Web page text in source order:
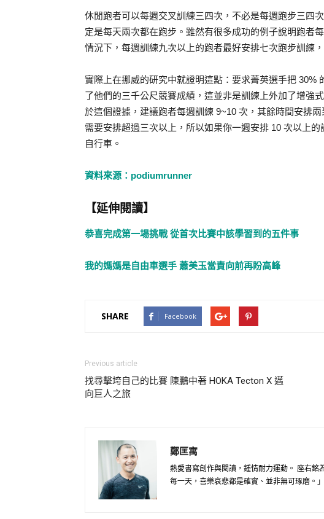
休閒跑者可以每週交叉訓練三四次，不必是每週跑步三四
定是每天兩次都在跑步。雖然有很多成功的例子說明跑者
情況下，每週訓練九次以上的跑者最好安排七次跑步訓練
實際上在挪威的研究中就證明這點：要求菁英選手把 30%
了他們的三千公尺競賽成績，這並非是訓練上外加了增強
於這個證據，建議跑者每週訓練 9~10 次，其餘時間安排
需要安排超過三次以上，所以如果你一週安排 10 次以上
自行車。
資料來源：podiumrunner
【延伸閱讀】
恭喜完成第一場挑戰 從首次比賽中該學習到的五件事
我的媽媽是自由車選手 蕭美玉當責向前再盼高峰
SHARE Facebook
Previous article
找尋擊垮自己的比賽 陳鵬中著 HOKA Tecton X 邁
向巨人之旅
鄭匡寓
熱愛書寫創作與閱讀，鍾情耐力運動。 座右銘
每一天，喜樂哀悲都是確實、並非無可琢磨。」